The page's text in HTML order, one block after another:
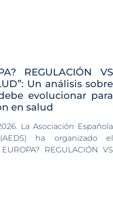
REGULACIÓN VS
Un análisis sobre
evolucionar para
en salud
La Asociación Española
ha organizado el
REGULACIÓN VS